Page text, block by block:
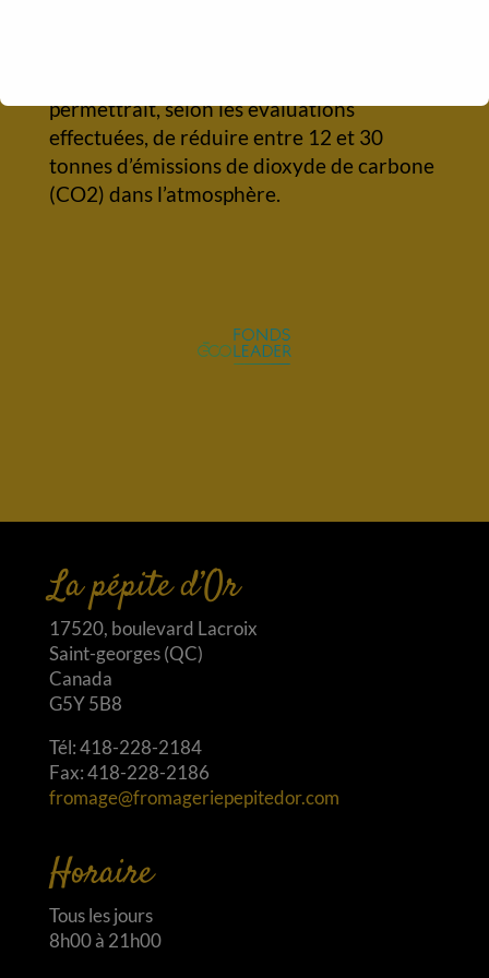
permettrait, selon les évaluations
effectuées, de réduire entre 12 et 30
tonnes d’émissions de dioxyde de carbone
(CO2) dans l’atmosphère.
La pépite d’Or
17520, boulevard Lacroix
Saint-georges (QC)
Canada
G5Y 5B8
Tél: 418-228-2184
Fax: 418-228-2186
fromage@fromageriepepitedor.com
Horaire
Tous les jours
8h00 à 21h00